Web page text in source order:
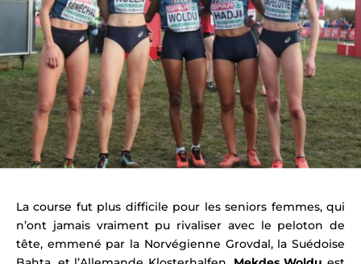
La course fut plus difficile pour les seniors femmes, qui
n’ont jamais vraiment pu rivaliser avec le peloton de
tête, emmené par la Norvégienne Grovdal, la Suédoise